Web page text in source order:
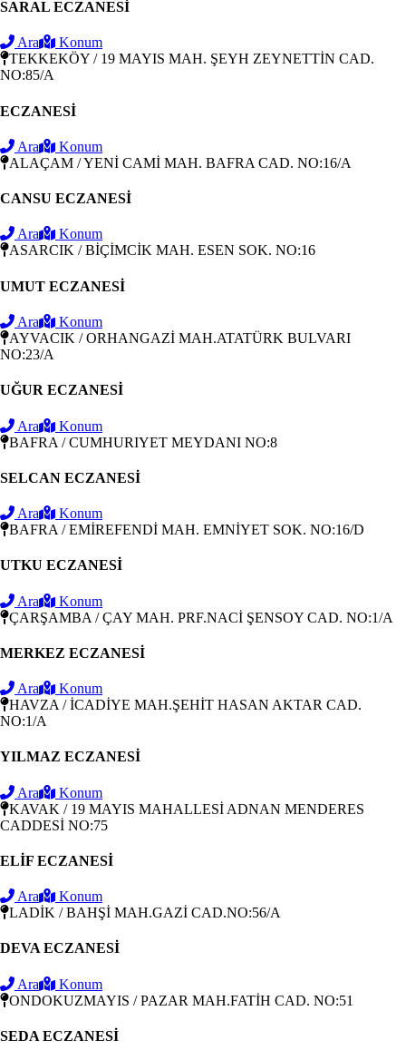
SARAL ECZANESİ
Ara
Konum
TEKKEKÖY / 19 MAYIS MAH. ŞEYH ZEYNETTİN CAD.
NO:85/A
ECZANESİ
Ara
Konum
ALAÇAM / YENİ CAMİ MAH. BAFRA CAD. NO:16/A
CANSU ECZANESİ
Ara
Konum
ASARCIK / BİÇİMCİK MAH. ESEN SOK. NO:16
UMUT ECZANESİ
Ara
Konum
AYVACIK / ORHANGAZİ MAH.ATATÜRK BULVARI
NO:23/A
UĞUR ECZANESİ
Ara
Konum
BAFRA / CUMHURIYET MEYDANI NO:8
SELCAN ECZANESİ
Ara
Konum
BAFRA / EMİREFENDİ MAH. EMNİYET SOK. NO:16/D
UTKU ECZANESİ
Ara
Konum
ÇARŞAMBA / ÇAY MAH. PRF.NACİ ŞENSOY CAD. NO:1/A
MERKEZ ECZANESİ
Ara
Konum
HAVZA / İCADİYE MAH.ŞEHİT HASAN AKTAR CAD.
NO:1/A
YILMAZ ECZANESİ
Ara
Konum
KAVAK / 19 MAYIS MAHALLESİ ADNAN MENDERES
CADDESİ NO:75
ELİF ECZANESİ
Ara
Konum
LADİK / BAHŞİ MAH.GAZİ CAD.NO:56/A
DEVA ECZANESİ
Ara
Konum
ONDOKUZMAYIS / PAZAR MAH.FATİH CAD. NO:51
SEDA ECZANESİ